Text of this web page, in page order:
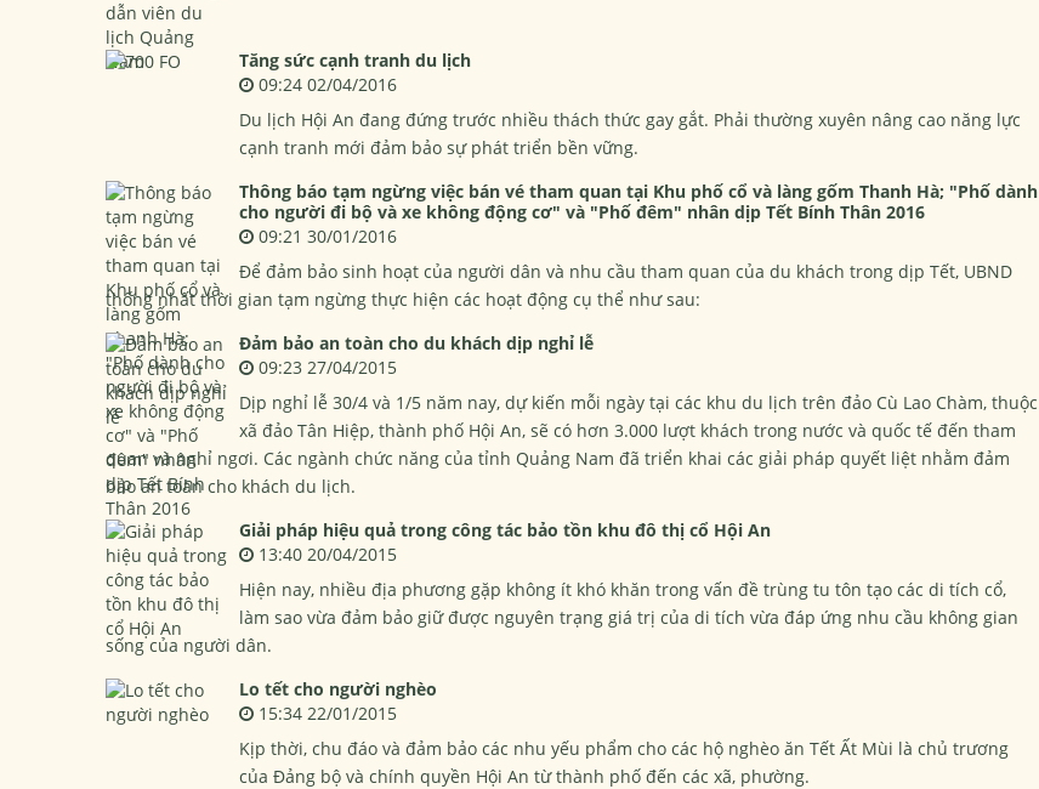
Tăng sức cạnh tranh du lịch
09:24 02/04/2016
Du lịch Hội An đang đứng trước nhiều thách thức gay gắt. Phải thường xuyên nâng cao năng lực
cạnh tranh mới đảm bảo sự phát triển bền vững.
Thông báo tạm ngừng việc bán vé tham quan tại Khu phố cổ và làng gốm Thanh Hà; "Phố dành
cho người đi bộ và xe không động cơ" và "Phố đêm" nhân dịp Tết Bính Thân 2016
09:21 30/01/2016
Để đảm bảo sinh hoạt của người dân và nhu cầu tham quan của du khách trong dịp Tết, UBND
thống nhất thời gian tạm ngừng thực hiện các hoạt động cụ thể như sau:
Đảm bảo an toàn cho du khách dịp nghỉ lễ
09:23 27/04/2015
Dịp nghỉ lễ 30/4 và 1/5 năm nay, dự kiến mỗi ngày tại các khu du lịch trên đảo Cù Lao Chàm, thuộc
xã đảo Tân Hiệp, thành phố Hội An, sẽ có hơn 3.000 lượt khách trong nước và quốc tế đến tham
quan và nghỉ ngơi. Các ngành chức năng của tỉnh Quảng Nam đã triển khai các giải pháp quyết liệt nhằm đảm
bảo an toàn cho khách du lịch.
Giải pháp hiệu quả trong công tác bảo tồn khu đô thị cổ Hội An
13:40 20/04/2015
Hiện nay, nhiều địa phương gặp không ít khó khăn trong vấn đề trùng tu tôn tạo các di tích cổ,
làm sao vừa đảm bảo giữ được nguyên trạng giá trị của di tích vừa đáp ứng nhu cầu không gian
sống của người dân.
Lo tết cho người nghèo
15:34 22/01/2015
Kịp thời, chu đáo và đảm bảo các nhu yếu phẩm cho các hộ nghèo ăn Tết Ất Mùi là chủ trương
của Đảng bộ và chính quyền Hội An từ thành phố đến các xã, phường.